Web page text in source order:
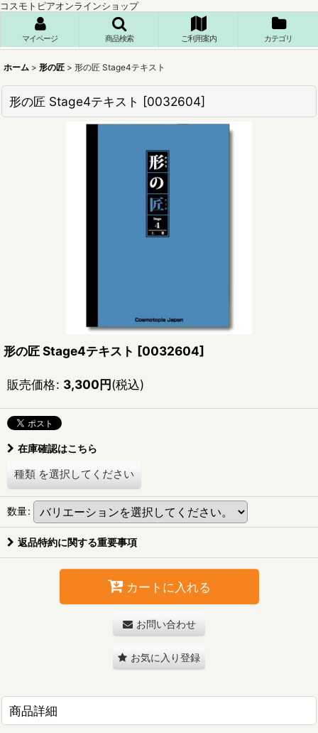
コスモトピアオンラインショップ
マイページ 商品検索 ご利用案内 カテゴリ
ホーム > 形の匠 > 形の匠 Stage4テキスト
形の匠 Stage4テキスト [0032604]
形の匠 Stage4テキスト [0032604]
販売価格: 3,300円(税込)
在庫確認はこちら
種類 を選択してください
数量:
返品特約に関する重要事項
カートに入れる
お問い合わせ
お気に入り登録
商品詳細